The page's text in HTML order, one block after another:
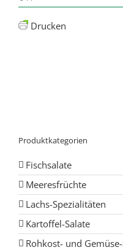
Drucken
Produktkategorien
Fischsalate
Meeresfrüchte
Lachs-Spezialitäten
Kartoffel-Salate
Rohkost- und